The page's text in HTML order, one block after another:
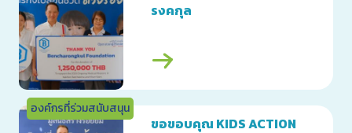
รงคกุล
องค์กรที่ร่วมสนับสนุน
ขอขอบคุณ KIDS ACTION